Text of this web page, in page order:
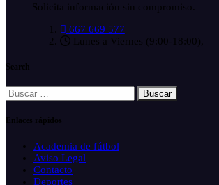
Solicita información sin compromiso.
667 669 577
Lunes a Viernes (9:00-18:00),
Search
Buscar:
Enlaces rápidos
Academia de fútbol
Aviso Legal
Contacto
Deportes